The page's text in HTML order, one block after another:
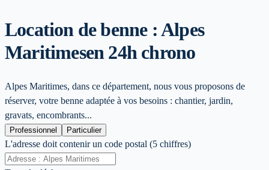
Location de benne : Alpes
Maritimesen 24h chrono
Alpes Maritimes, dans ce département, nous vous proposons de
réserver, votre benne adaptée à vos besoins : chantier, jardin,
gravats, encombrants...
Professionnel Particulier
L'adresse doit contenir un code postal (5 chiffres)